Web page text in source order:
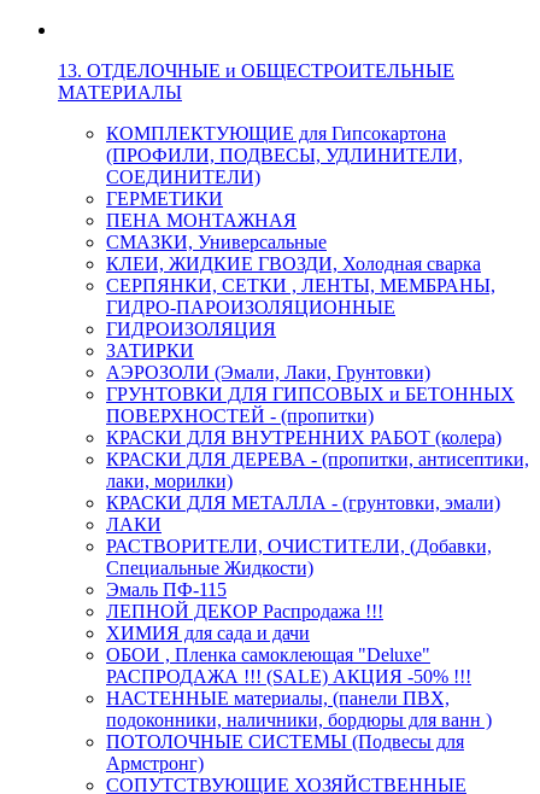
13. ОТДЕЛОЧНЫЕ и ОБЩЕСТРОИТЕЛЬНЫЕ
МАТЕРИАЛЫ
КОМПЛЕКТУЮЩИЕ для Гипсокартона
(ПРОФИЛИ, ПОДВЕСЫ, УДЛИНИТЕЛИ,
СОЕДИНИТЕЛИ)
ГЕРМЕТИКИ
ПЕНА МОНТАЖНАЯ
СМАЗКИ, Универсальные
КЛЕИ, ЖИДКИЕ ГВОЗДИ, Холодная сварка
СЕРПЯНКИ, СЕТКИ , ЛЕНТЫ, МЕМБРАНЫ,
ГИДРО-ПАРОИЗОЛЯЦИОННЫЕ
ГИДРОИЗОЛЯЦИЯ
ЗАТИРКИ
АЭРОЗОЛИ (Эмали, Лаки, Грунтовки)
ГРУНТОВКИ ДЛЯ ГИПСОВЫХ и БЕТОННЫХ
ПОВЕРХНОСТЕЙ - (пропитки)
КРАСКИ ДЛЯ ВНУТРЕННИХ РАБОТ (колера)
КРАСКИ ДЛЯ ДЕРЕВА - (пропитки, антисептики,
лаки, морилки)
КРАСКИ ДЛЯ МЕТАЛЛА - (грунтовки, эмали)
ЛАКИ
РАСТВОРИТЕЛИ, ОЧИСТИТЕЛИ, (Добавки,
Специальные Жидкости)
Эмаль ПФ-115
ЛЕПНОЙ ДЕКОР Распродажа !!!
ХИМИЯ для сада и дачи
ОБОИ , Пленка самоклеющая "Deluxe"
РАСПРОДАЖА !!! (SALE) АКЦИЯ -50% !!!
НАСТЕННЫЕ материалы, (панели ПВХ,
подоконники, наличники, бордюры для ванн )
ПОТОЛОЧНЫЕ СИСТЕМЫ (Подвесы для
Армстронг)
СОПУТСТВУЮЩИЕ ХОЗЯЙСТВЕННЫЕ